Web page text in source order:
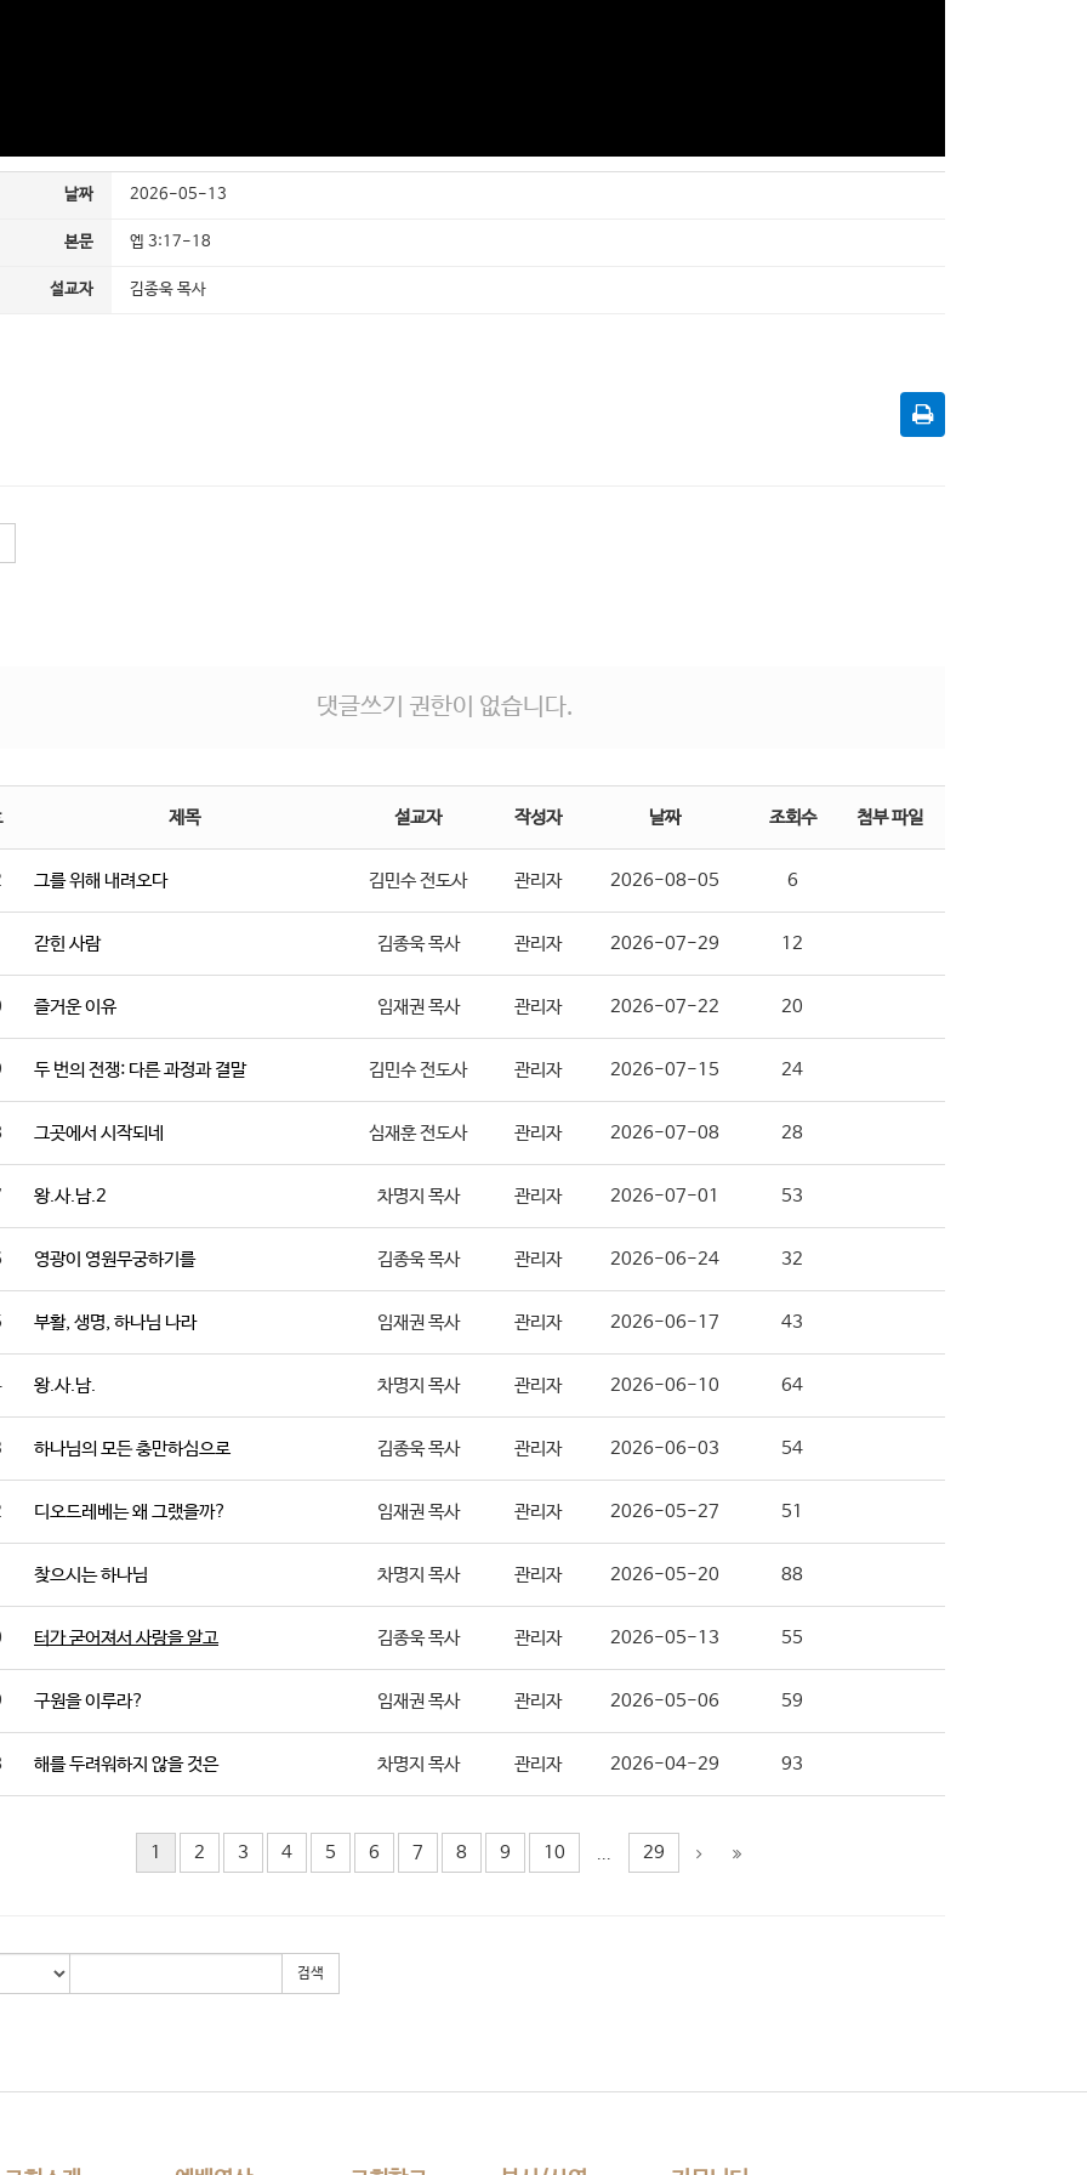
날짜 2026-05-13
본문 엡 3:17-18
설교자 김종욱 목사
댓글쓰기 권한이 없습니다.
제목 설교자 작성자 날짜 조회수 첨부 파일
그를 위해 내려오다 김민수 전도사 관리자 2026-08-05 6
갇힌 사람 김종욱 목사 관리자 2026-07-29 12
즐거운 이유 임재권 목사 관리자 2026-07-22 20
두 번의 전쟁: 다른 과정과 결말 김민수 전도사 관리자 2026-07-15 24
그곳에서 시작되네 심재훈 전도사 관리자 2026-07-08 28
왕.사.남.2 차명지 목사 관리자 2026-07-01 53
영광이 영원무궁하기를 김종욱 목사 관리자 2026-06-24 32
부활, 생명, 하나님 나라 임재권 목사 관리자 2026-06-17 43
왕.사.남. 차명지 목사 관리자 2026-06-10 64
하나님의 모든 충만하심으로 김종욱 목사 관리자 2026-06-03 54
디오드레베는 왜 그랬을까? 임재권 목사 관리자 2026-05-27 51
찾으시는 하나님 차명지 목사 관리자 2026-05-20 88
터가 굳어져서 사랑을 알고 김종욱 목사 관리자 2026-05-13 55
구원을 이루라? 임재권 목사 관리자 2026-05-06 59
해를 두려워하지 않을 것은 차명지 목사 관리자 2026-04-29 93
1 2 3 4 5 6 7 8 9 10 ... 29
검색